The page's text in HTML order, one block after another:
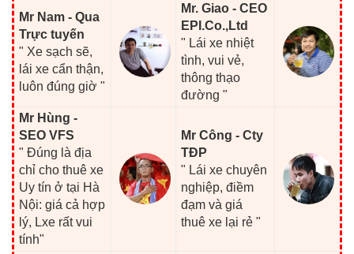
Mr Nam - Qua
Trực tuyến
" Xe sạch sẽ,
lái xe cẩn thận,
luôn đúng giờ "
Mr. Giao - CEO
EPI.Co.,Ltd
" Lái xe nhiệt
tình, vui vẻ,
thông thạo
đường "
Mr Hùng -
SEO VFS
" Đúng là địa
chỉ cho thuê xe
Uy tín ở tại Hà
Nội: giá cả hợp
lý, Lxe rất vui
tính"
Mr Công - Cty
TĐP
" Lái xe chuyên
nghiệp, điềm
đạm và giá
thuê xe lại rẻ "